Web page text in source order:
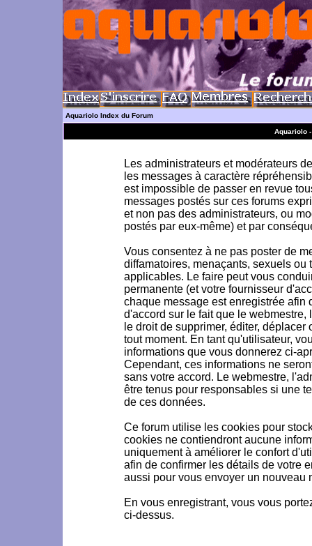
Aquariolo Index du Forum
Aquariolo
Les administrateurs et modérateurs
les messages à caractère
est impossible de passer en revue
messages postés sur ces forums
et non pas des administrateurs, ou
postés par eux-même) et par
Vous consentez à ne pas poster de
diffamatoires, menaçants, sexuels
applicables. Le faire peut vous
permanente (et votre fournisseur
chaque message est enregistrée afin
d'accord sur le fait que le
le droit de supprimer, éditer,
tout moment. En tant qu'utilisateur,
informations que vous donnerez ci-
Cependant, ces informations ne
sans votre accord. Le webmestre,
être tenus pour responsables si une
de ces données.
Ce forum utilise les cookies pour
cookies ne contiendront aucune
uniquement à améliorer le confort
afin de confirmer les détails de votre
aussi pour vous envoyer un nouveau
En vous enregistrant, vous vous
ci-dessus.